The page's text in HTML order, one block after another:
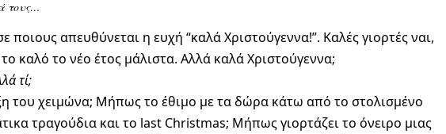
τους…
ποιους απευθύνεται η ευχή “καλά Χριστούγεννα!”. Καλές γιορτές ναι,
καλό το νέο έτος μάλιστα. Αλλά καλά Χριστούγεννα;
τί;
του χειμώνα; Μήπως το έθιμο με τα δώρα κάτω από το στολισμένο
τραγούδια και το last Christmas; Μήπως γιορτάζει το όνειρο μιας